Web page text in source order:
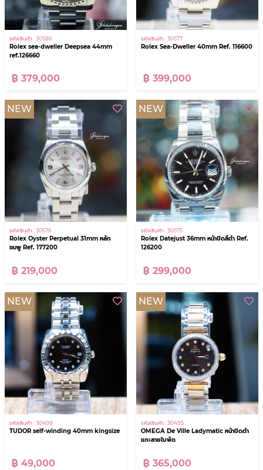
รหัสสินค้า : 30586
Rolex sea-dweller Deepsea 44mm
ref.126660
฿ 379,000
รหัสสินค้า : 30577
Rolex Sea-Dweller 40mm Ref. 116600
฿ 399,000
NEW
รหัสสินค้า : 30576
Rolex Oyster Perpetual 31mm หลัก
ชมพู Ref. 177200
฿ 219,000
NEW
รหัสสินค้า : 30575
Rolex Datejust 36mm หน้าปัดสีดำ Ref.
126200
฿ 299,000
NEW
รหัสสินค้า : 30498
TUDOR self-winding 40mm kingsize
฿ 49,000
NEW
รหัสสินค้า : 30495
OMEGA De Ville Ladymatic หน้าปัดดำ
แกะลายใบพัด
฿ 365,000